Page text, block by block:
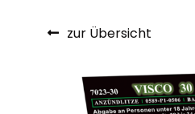
zur Übersicht